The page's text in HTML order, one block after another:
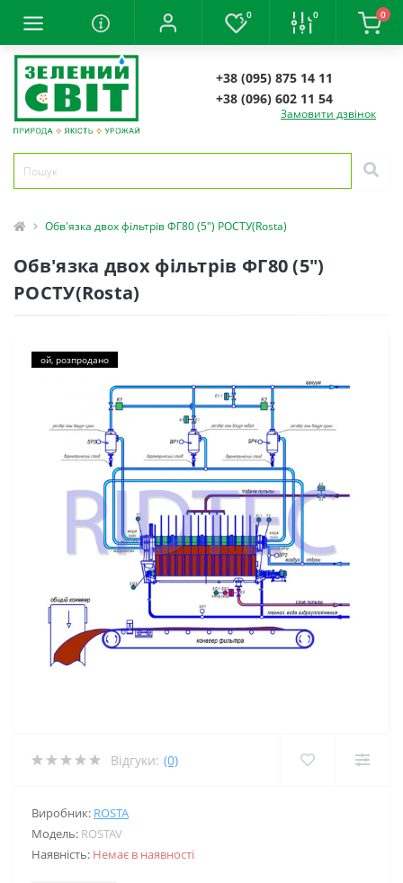
0 0 0
+38 (095) 875 14 11
+38 (096) 602 11 54
Замовити дзвінок
Обв'язка двох фільтрів ФГ80 (5") РОСТУ(Rosta)
Обв'язка двох фільтрів ФГ80 (5")
РОСТУ(Rosta)
ой, розпродано
Відгуки: (0)
Виробник: ROSTA
Модель: ROSTAV
Наявність: Немає в наявності